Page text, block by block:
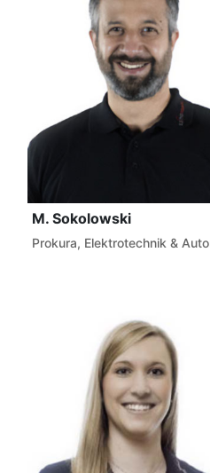
M. Sokolowski
Prokura, Elektrotechnik &